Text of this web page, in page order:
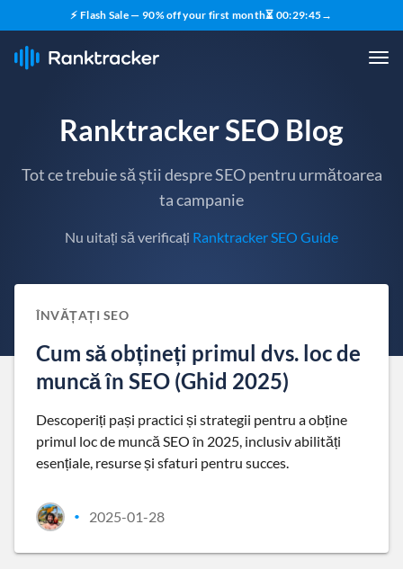
⚡ Flash Sale — 90% off your first month⏳ 00:29:44→
Ranktracker SEO Blog
Tot ce trebuie să știi despre SEO pentru următoarea
ta campanie
Nu uitați să verificați Ranktracker SEO Guide
ÎNVĂȚAȚI SEO
Cum să obțineți primul dvs. loc de
muncă în SEO (Ghid 2025)
Descoperiți pași practici și strategii pentru a obține
primul loc de muncă SEO în 2025, inclusiv abilități
esențiale, resurse și sfaturi pentru succes.
• 2025-01-28